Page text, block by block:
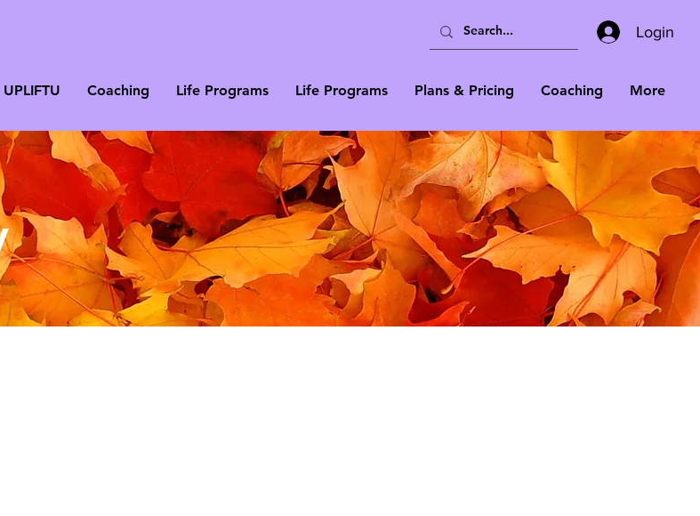
Login
UPLIFTU Coaching Life Programs Life Programs Plans & Pricing Coaching More